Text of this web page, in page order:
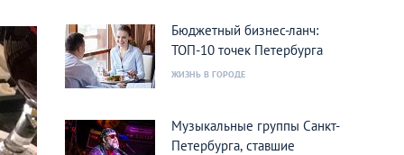
Бюджетный бизнес-ланч:
ТОП-10 точек Петербурга
ЖИЗНЬ В ГОРОДЕ
Музыкальные группы Санкт-
Петербурга, ставшие